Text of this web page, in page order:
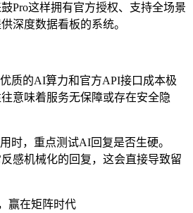
Pro这样拥有官方授权、支持全场景
深度数据看板的系统。
质的AI算力和官方API接口成本极
意味着服务无保障或存在安全隐
时，重点测试AI回复是否生硬。
感机械化的回复，这会直接导致留
赢在矩阵时代